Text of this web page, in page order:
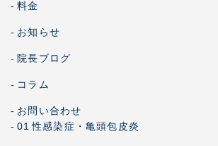
- 料金
- お知らせ
- 院長ブログ
- コラム
- お問い合わせ
- 01 性感染症・亀頭包皮炎